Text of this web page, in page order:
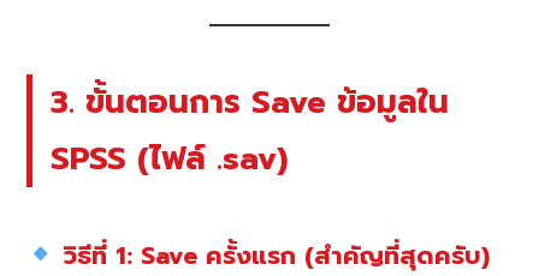
3. ขั้นตอนการ Save ข้อมูลใน
SPSS (ไฟล์ .sav)
วิธีที่ 1: Save ครั้งแรก (สำคัญที่สุดครับ)